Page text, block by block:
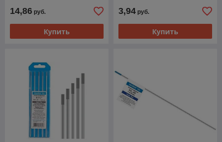
14,86 руб.
Купить
3,94 руб.
Купить